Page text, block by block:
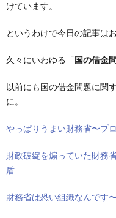
けています。
というわけで今日の記事は
久々にいわゆる「国の借金
以前にも国の借金問題に関
に。
やっぱりうまい財務省〜プ
財政破綻を煽っていた財務
盾
財務省は恐い組織なんです